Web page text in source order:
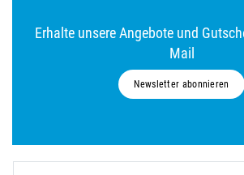
Erhalte unsere Angebote und
Mail
Newsletter abonnieren